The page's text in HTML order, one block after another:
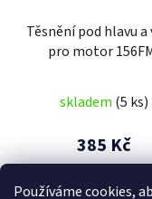
Používáme cookies,
Těsnění pod hlavu a
pro motor
skladem (5 ks)
385 Kč